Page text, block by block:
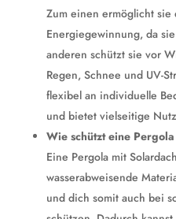
Zum einen ermöglicht sie
Energiegewinnung, da
anderen schützt sie vor
Regen, Schnee und UV-
flexibel an individuelle
und bietet vielseitige
Wie schützt eine
Eine Pergola mit
wasserabweisende
und dich somit auch bei